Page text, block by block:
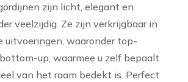
zijn licht, elegant en
veelzijdig. Ze zijn verkrijgbaar in
uitvoeringen, waaronder top-
up, waarmee u zelf bepaalt
van het raam bedekt is. Perfect